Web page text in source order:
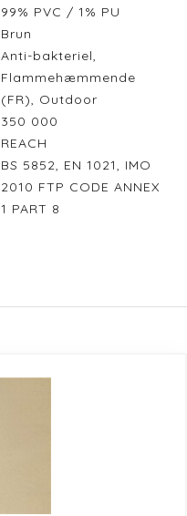
99% PVC / 1% PU
Brun
Anti-bakteriel,
Flammehæmmende
(FR), Outdoor
350 000
REACH
BS 5852, EN 1021, IMO
2010 FTP CODE ANNEX
1 PART 8